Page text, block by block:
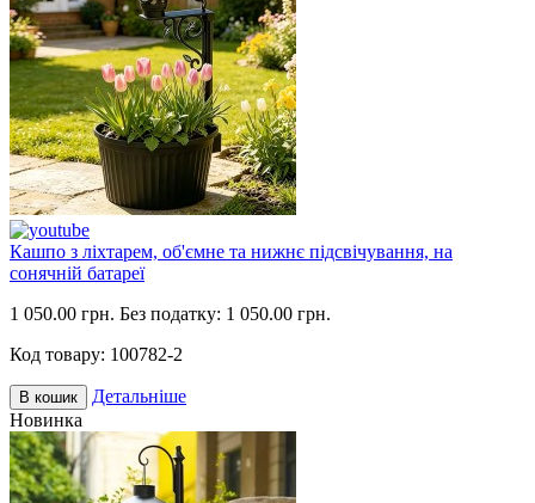
Кашпо з ліхтарем, об'ємне та нижнє підсвічування, на
сонячній батареї
1 050.00 грн. Без податку: 1 050.00 грн.
Код товару: 100782-2
В кошик
Детальніше
Новинка